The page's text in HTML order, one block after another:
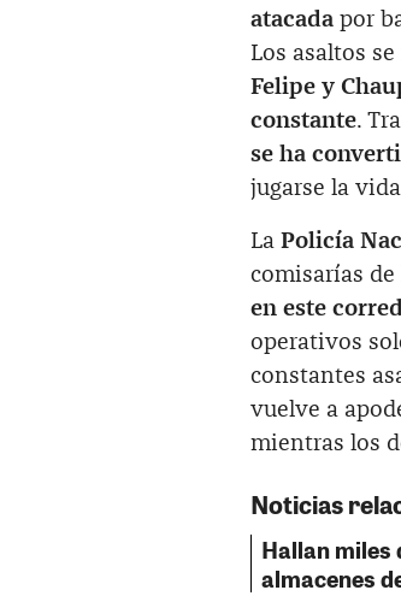
atacada por
Los asaltos
Felipe y
constante.
se ha
jugarse la
La Policía
comisarías de
en este
operativos
constantes
vuelve a
mientras los
Noticias
Hallan miles
almacenes